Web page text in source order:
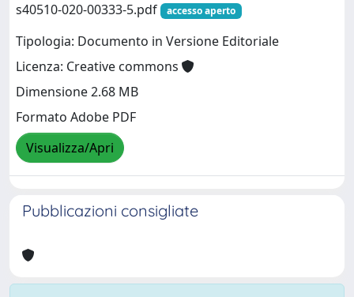
s40510-020-00333-5.pdf
accesso aperto
Tipologia: Documento in Versione Editoriale
Licenza: Creative commons
Dimensione 2.68 MB
Formato Adobe PDF
Visualizza/Apri
Pubblicazioni consigliate